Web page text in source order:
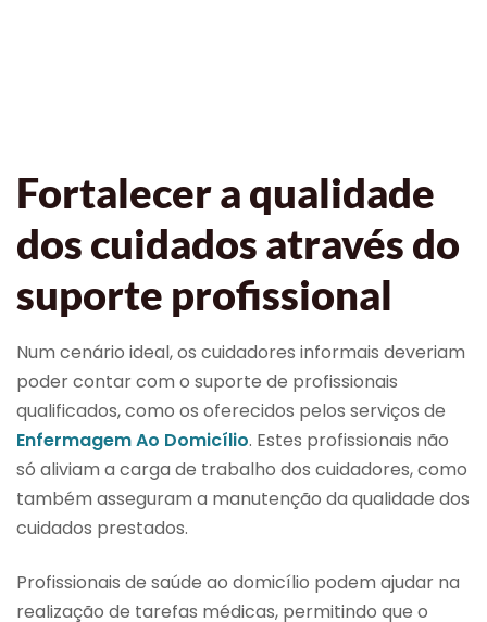
Fortalecer a qualidade
dos cuidados através do
suporte profissional
Num cenário ideal, os cuidadores informais deveriam
poder contar com o suporte de profissionais
qualificados, como os oferecidos pelos serviços de
Enfermagem Ao Domicílio. Estes profissionais não
só aliviam a carga de trabalho dos cuidadores, como
também asseguram a manutenção da qualidade dos
cuidados prestados.
Profissionais de saúde ao domicílio podem ajudar na
realização de tarefas médicas, permitindo que o